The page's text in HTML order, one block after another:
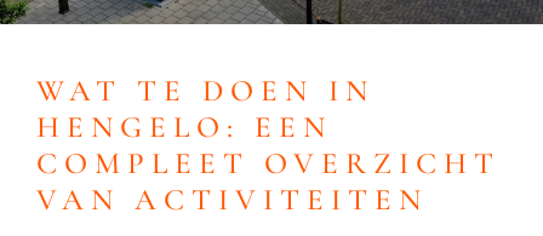
WAT TE DOEN IN
HENGELO: EEN
COMPLEET OVERZICHT
VAN ACTIVITEITEN